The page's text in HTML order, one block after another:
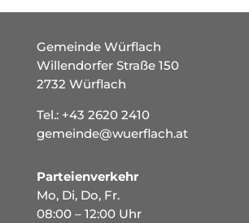
Gemeinde Würflach
Willendorfer Straße 150
2732 Würflach
Tel.: +43 2620 2410
gemeinde@wuerflach.at
Parteienverkehr
Mo, Di, Do, Fr.
08:00 – 12:00 Uhr